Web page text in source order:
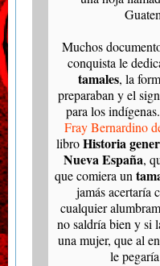
Muchos
conquista le
tamales, la
preparaban y el
para los
Fray Bernardino
libroHistoria
Nueva España,
que comiera un
jamás acertaría
cualquier
no saldría bien y si
una mujer, que al
le